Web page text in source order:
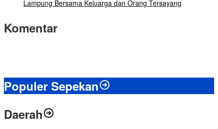
Lampung Bersama Keluarga dan Orang Tersayang
Komentar
Populer Sepekan
Daerah